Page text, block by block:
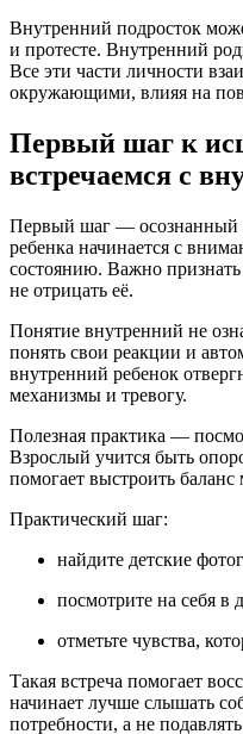
Внутренний подросток
и протесте. Внутренний
Все эти части личности
окружающими, влияя на
Первый шаг к
встречаемся с
Первый шаг — осознанный
ребенка начинается с
состоянию. Важно
не отрицать её.
Понятие внутренний не
понять свои реакции и
внутренний ребенок
механизмы и тревогу.
Полезная практика —
Взрослый учится быть
помогает выстроить
Практический шаг:
найдите детские
посмотрите на себя в
отметьте чувства,
Такая встреча помогает
начинает лучше слышать
потребности, а не